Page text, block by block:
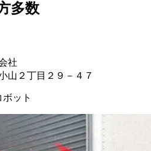
多数
社
山２丁目２９－４７
ット